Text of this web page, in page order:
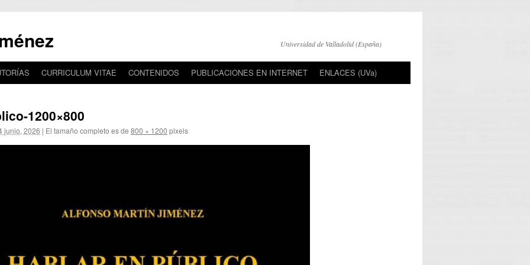
Universidad de Valladolid (España)
CURRICULUM VITAE CONTENIDOS PUBLICACIONES EN INTERNET ENLACES (UVa)
1200×800
junio, 2026 | El tamaño completo es de 800 × 1200 pixels